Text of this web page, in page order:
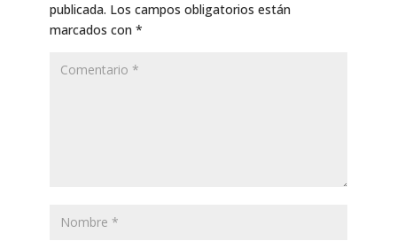
publicada. Los campos obligatorios están
marcados con *